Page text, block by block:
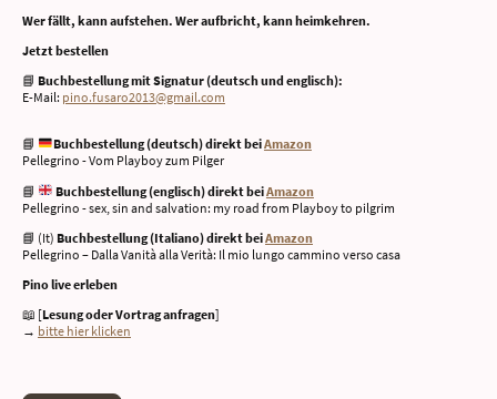
Wer fällt, kann aufstehen. Wer aufbricht, kann heimkehren.
Jetzt bestellen
📘 Buchbestellung mit Signatur (deutsch und englisch):
E-Mail: pino.fusaro2013@gmail.com
📘 Buchbestellung (deutsch) direkt beiAmazon
Pellegrino - Vom Playboy zum Pilger
📘
Buchbestellung (englisch) direkt beiAmazon
Pellegrino - sex, sin and salvation: my road from Playboy to pilgrim
📘 (It) Buchbestellung (Italiano) direkt beiAmazon
Pellegrino – Dalla Vanità alla Verità: Il mio lungo cammino verso casa
Pino live erleben
📖 [Lesung oder Vortrag anfragen]
→ bitte hier klicken